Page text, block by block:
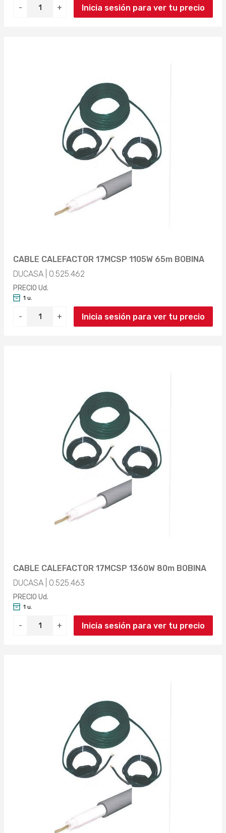
- + Inicia sesión para ver tu precio
CABLE CALEFACTOR 17MCSP 1105W 65m BOBINA
DUCASA | 0.525.462
PRECIO Ud.
- +
1 u.
Inicia sesión para ver tu precio
CABLE CALEFACTOR 17MCSP 1360W 80m BOBINA
DUCASA | 0.525.463
PRECIO Ud.
- +
1 u.
Inicia sesión para ver tu precio